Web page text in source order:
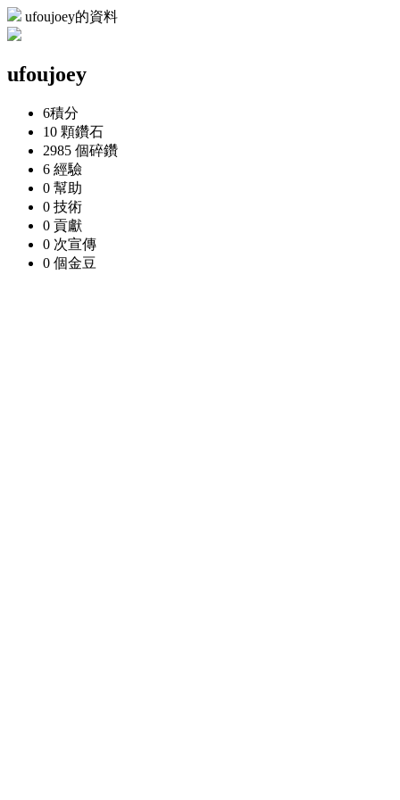
ufoujoey的資料
ufoujoey
6積分
10 顆鑽石
2985 個碎鑽
6 經驗
0 幫助
0 技術
0 貢獻
0 次宣傳
0 個金豆